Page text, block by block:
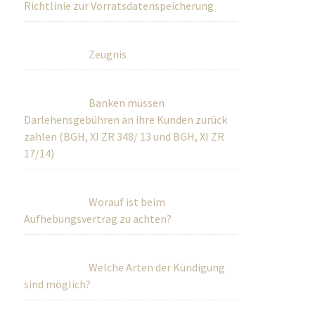
Richtlinie zur Vorratsdatenspeicherung
Zeugnis
Banken müssen
Darlehensgebühren an ihre Kunden zurück
zahlen (BGH, XI ZR 348/ 13 und BGH, XI ZR
17/14)
Worauf ist beim
Aufhebungsvertrag zu achten?
Welche Arten der Kündigung
sind möglich?